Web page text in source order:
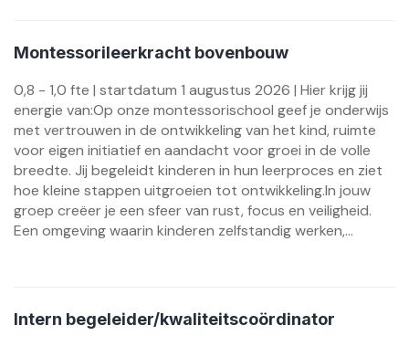
Montessorileerkracht bovenbouw
0,8 - 1,0 fte | startdatum 1 augustus 2026 | Hier krijg jij
energie van:Op onze montessorischool geef je onderwijs
met vertrouwen in de ontwikkeling van het kind, ruimte
voor eigen initiatief en aandacht voor groei in de volle
breedte. Jij begeleidt kinderen in hun leerproces en ziet
hoe kleine stappen uitgroeien tot ontwikkeling.In jouw
groep creëer je een sfeer van rust, focus en veiligheid.
Een omgeving waarin kinderen zelfstandig werken,...
Intern begeleider/kwaliteitscoördinator